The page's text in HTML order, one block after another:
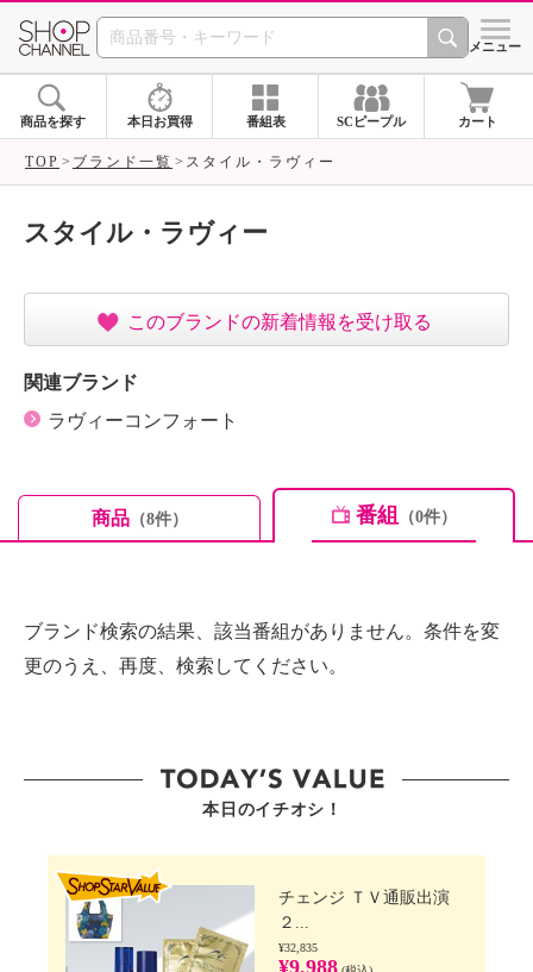
SHOP CHANNEL ショッ
メニュー
商品を探す 本日お買得 番組表 SCピープル カート
TOP ブランド一覧 スタイル・ラヴィー
スタイル・ラヴィー
このブランドの新着情報を受け取る
関連ブランド
ラヴィーコンフォート
商品（8件） 番組 （0件）
ブランド検索の結果、該当番組がありません。条件を変
更のうえ、再度、検索してください。
本日のイチオシ！
チェンジ ＴＶ通販出演
２...
¥32,835
¥9,988